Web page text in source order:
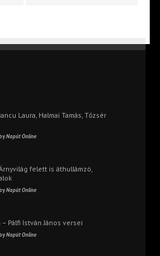
Laura, Halmai Tamás, Tőzsér
Napút Online
felett is áthullámzó,
Napút Online
Pálfi István János versei
Napút Online